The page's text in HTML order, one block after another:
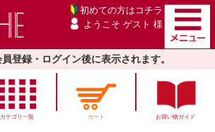
初めての方は コチラ
ようこそ ゲスト 様
登録・ログイン後に表示されます。
カテゴリ一覧 カート お買い物ガイド